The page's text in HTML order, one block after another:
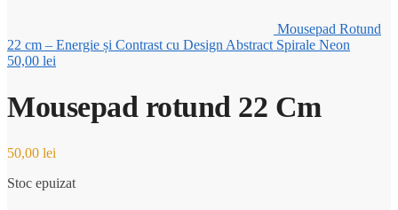
Mousepad Rotund
22 cm – Energie și Contrast cu Design Abstract Spirale Neon
50,00 lei
Mousepad rotund 22 Cm
50,00 lei
Stoc epuizat